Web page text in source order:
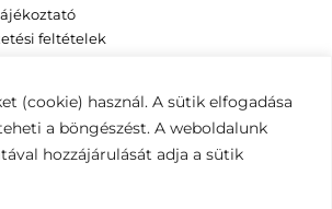
(cookie) használ. A sütik elfogadása
a böngészést. A weboldalunk
hozzájárulását adja a sütik
feltételek
EMMA VANO egyedi ékszerek